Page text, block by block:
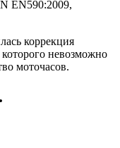
EN590:2009,
коррекция
невозможно
моточасов.